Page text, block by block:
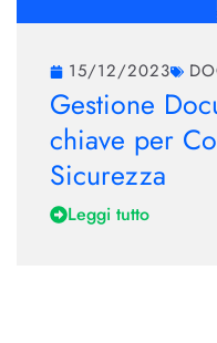
15/12/2023
Gestione
chiave per
Sicurezza
Leggi tutto